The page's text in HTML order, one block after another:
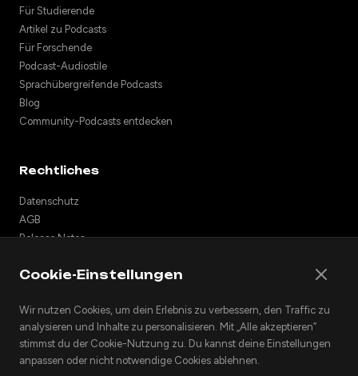
Für Studierende
Artikel zu Podcasts
Für Forschende
Podcast-Audiostile
Sprachübergreifende Podcasts
Blog
Community-Podcasts entdecken
Rechtliches
Datenschutz
AGB
Release Notes
API
© 2026 Podhoc. Alle Rechte vorbehalten.
Cookie-Einstellungen
Wir nutzen Cookies, um dein Erlebnis zu verbessern, den Traffic zu
analysieren und Inhalte zu personalisieren. Mit „Alle akzeptieren”
stimmst du der Cookie-Nutzung zu. Du kannst deine Einstellungen
anpassen oder nicht notwendige Cookies ablehnen.